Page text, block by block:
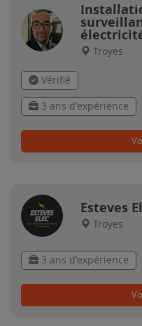
Troyes
Vérifié
3 ans d'expérience
Esteves
Troyes
3 ans d'expérience